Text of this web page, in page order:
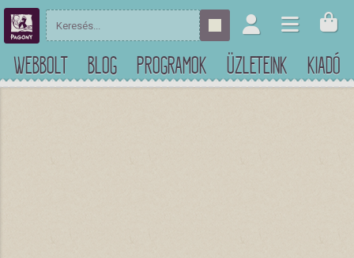
WEBBOLT BLOG PROGRAMOK ÜZLETEINK KIADÓ